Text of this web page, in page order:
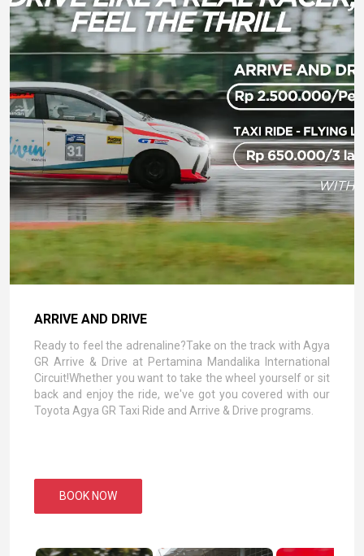
ARRIVE AND DRIVE
Ready to feel the adrenaline?Take on the track with Agya
GR Arrive & Drive at Pertamina Mandalika International
Circuit!Whether you want to take the wheel yourself or sit
back and enjoy the ride, we've got you covered with our
Toyota Agya GR Taxi Ride and Arrive & Drive programs.
BOOK NOW